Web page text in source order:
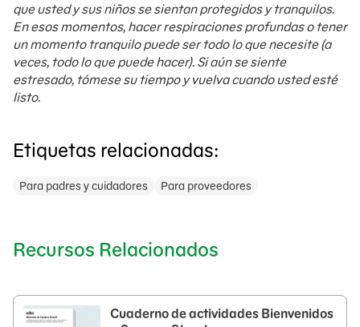
que usted y sus niños se sientan protegidos y tranquilos.
En esos momentos, hacer respiraciones profundas o tener
un momento tranquilo puede ser todo lo que necesite (a
veces, todo lo que puede hacer). Si aún se siente
estresado, tómese su tiempo y vuelva cuando usted esté
listo.
Etiquetas relacionadas:
Para padres y cuidadores Para proveedores
Recursos Relacionados
Cuaderno de actividades Bienvenidos